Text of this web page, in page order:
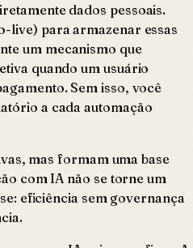
dados pessoais.
live) para armazenar essas
um mecanismo que
quando um usuário
Sem isso, você
a cada automação
mas formam uma base
com IA não se torne um
eficiência sem governança